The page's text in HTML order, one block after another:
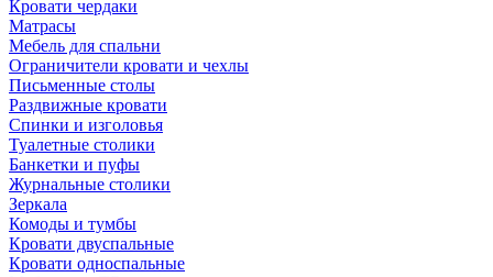
Кровати чердаки
Матрасы
Мебель для спальни
Ограничители кровати и чехлы
Письменные столы
Раздвижные кровати
Спинки и изголовья
Туалетные столики
Банкетки и пуфы
Журнальные столики
Зеркала
Комоды и тумбы
Кровати двуспальные
Кровати односпальные